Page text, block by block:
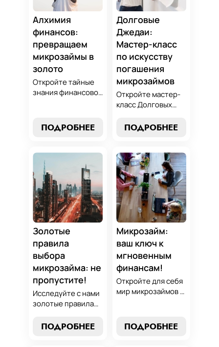
Алхимия
финансов:
превращаем
микрозаймы в
золото
Откройте тайные
знания финансовой
превращать
обязательства по
золотые
возможности.
Погрузитесь в мир
умного управления
долгами с нашим
практическим
руководством.
ПОДРОБНЕЕ
Долговые
Джедаи:
Мастер-класс
по искусству
погашения
микрозаймов
Откройте мастер-
класс Долговых
погашению
финансового
равновесия.
Узнайте, как
управлять долгами
и достичь
финансовой
гармонии, следуя
нашим
проверенным
стратегиям.
ПОДРОБНЕЕ
Золотые
правила
выбора
микрозайма: не
пропустите!
Исследуйте с нами
золотые правила
и узнайте, как
ПОДРОБНЕЕ
Микрозайм:
ваш ключ к
мгновенным
финансам!
Откройте для себя
мир микрозаймов с
выбрать лучший
микрозайм,
ПОДРОБНЕЕ